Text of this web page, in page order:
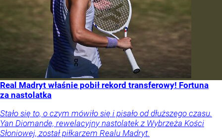
Real Madryt właśnie pobił rekord transferowy! Fortuna
za nastolatka
Stało się to, o czym mówiło się i pisało od dłuższego czasu.
Yan Diomande, rewelacyjny nastolatek z Wybrzeża Kości
Słoniowej, został piłkarzem Realu Madryt.